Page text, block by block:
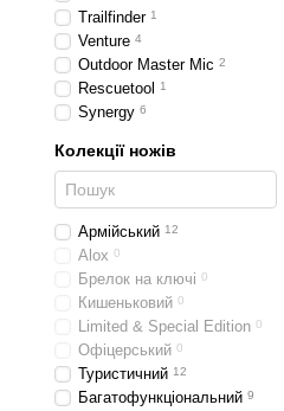
Trailfinder 1
Venture 4
Outdoor Master Mic 2
Rescuetool 1
Synergy 6
Колекції ножів
Армійський 12
Alox 0
Брелок на ключі 0
Кишеньковий 0
Limited & Special Edition 0
Офіцерський 0
Туристичний 12
Багатофункціональний 9